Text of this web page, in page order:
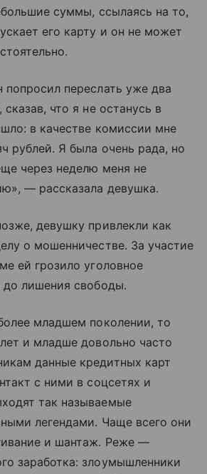
суммы, ссылаясь на то,
его карту и он не может
попросил переслать уже два
что я не останусь в
в качестве комиссии мне
рублей. Я была очень рада, но
через неделю меня не
— рассказала девушка.
девушку привлекли как
о мошенничестве. За участие
ей грозило уголовное
до лишения свободы.
младшем поколении, то
и младше довольно часто
данные кредитных карт
с ними в соцсетях и
так называемые
легендами. Чаще всего они
и шантаж. Реже —
заработка: злоумышленники